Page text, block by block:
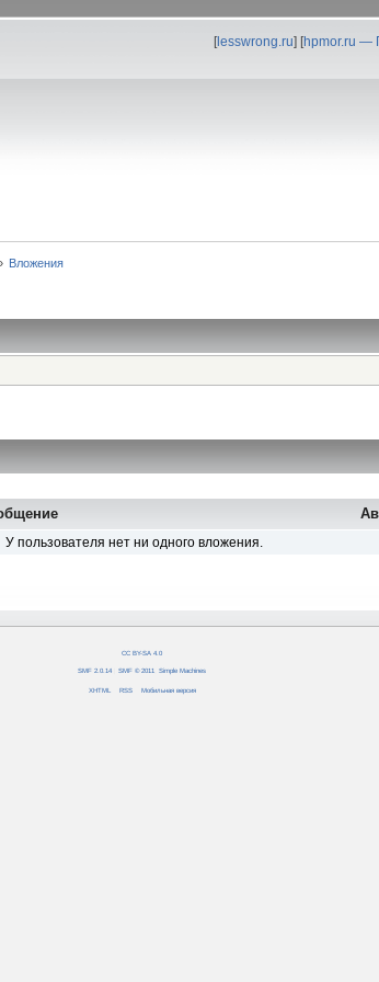
[lesswrong.ru] [hpmor.ru
Вложения
У пользователя нет ни одного вложения.
CC BY-SA 4.0
SMF 2.0.14 SMF © 2011 Simple Machines
XHTML RSS Мобильная версия